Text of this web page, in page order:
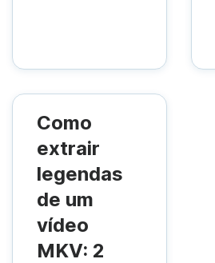
Como
extrair
legendas
de um
vídeo
MKV: 2